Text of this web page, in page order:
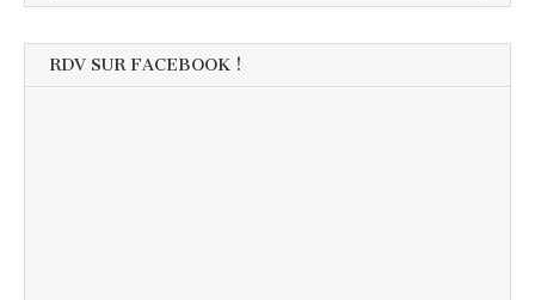
RDV SUR FACEBOOK !